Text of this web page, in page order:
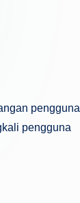
pengguna
pengguna